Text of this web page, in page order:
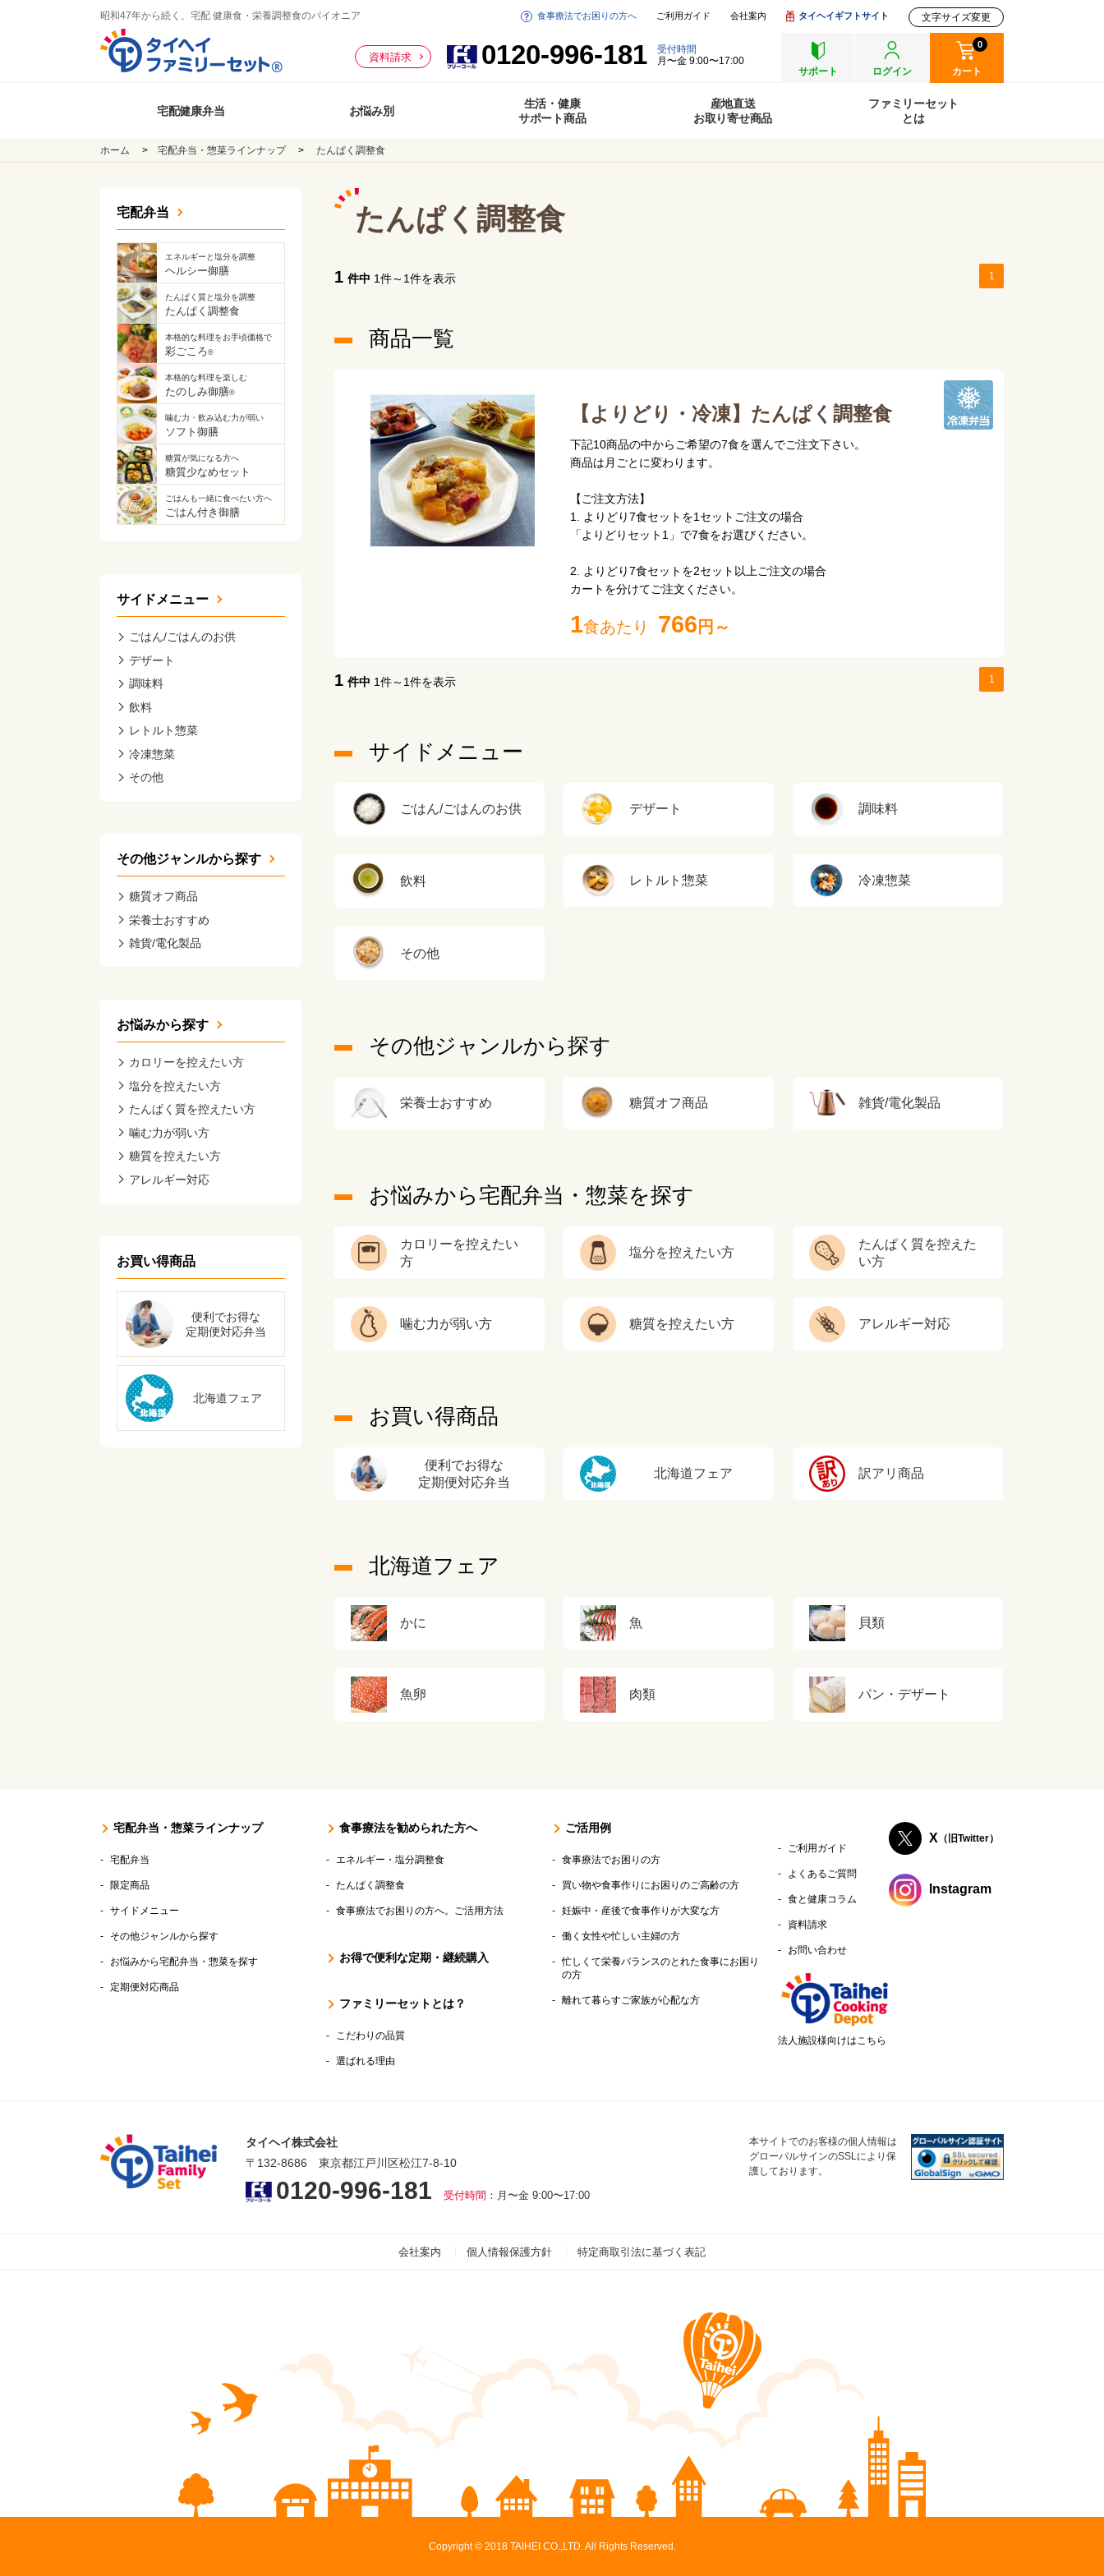
昭和47年から続く、宅配 健康食・栄養調整食のパイオニア
資料請求 0120-996-181
受付時間
月〜金 9:00〜17:00
サポート
ログイン カート
0
食事療法でお困りの方へ ご利用ガイド 会社案内 タイヘイギフトサイト 文字サイズ変更
宅配健康弁当 お悩み別
生活・健康
サポート商品
産地直送
お取り寄せ商品
ファミリーセット
とは
ホーム 宅配弁当・惣菜ラインナップ たんぱく調整食
たんぱく調整食
1 件中 1件～1件を表示 1
商品一覧
【よりどり・冷凍】たんぱく調整食
下記10商品の中からご希望の7食を選んでご注文下さい。
商品は月ごとに変わります。
【ご注文方法】
1. よりどり7食セットを1セットご注文の場合
「よりどりセット1」で7食をお選びください。
2. よりどり7食セットを2セット以上ご注文の場合
カートを分けてご注文ください。
1食あたり 766 円～
1 件中 1件～1件を表示 1
サイドメニュー
ごはん/ごはんのお供 デザート 調味料
飲料 レトルト惣菜 冷凍惣菜
その他
その他ジャンルから探す
栄養士おすすめ 糖質オフ商品 雑貨/電化製品
お悩みから宅配弁当・惣菜を探す
カロリーを控えたい
方
塩分を控えたい方
たんぱく質を控えた
い方
噛む力が弱い方 糖質を控えたい方 アレルギー対応
お買い得商品
便利でお得な
定期便対応弁当
北海道フェア 訳アリ商品
北海道フェア
かに 魚 貝類
魚卵 肉類 パン・デザート
宅配弁当
エネルギーと塩分を調整
ヘルシー御膳
たんぱく質と塩分を調整
たんぱく調整食
本格的な料理をお手頃価格で
彩ごころ®
本格的な料理を楽しむ
たのしみ御膳®
噛む力・飲み込む力が弱い
ソフト御膳
糖質が気になる方へ
糖質少なめセット
ごはんも一緒に食べたい方へ
ごはん付き御膳
サイドメニュー
ごはん/ごはんのお供
デザート
調味料
飲料
レトルト惣菜
冷凍惣菜
その他
その他ジャンルから探す
糖質オフ商品
栄養士おすすめ
雑貨/電化製品
お悩みから探す
カロリーを控えたい方
塩分を控えたい方
たんぱく質を控えたい方
噛む力が弱い方
糖質を控えたい方
アレルギー対応
お買い得商品
便利でお得な
定期便対応弁当
北海道フェア
宅配弁当・惣菜ラインナップ
宅配弁当
限定商品
サイドメニュー
その他ジャンルから探す
お悩みから宅配弁当・惣菜を探す
定期便対応商品
食事療法を勧められた方へ
エネルギー・塩分調整食
たんぱく調整食
食事療法でお困りの方へ。ご活用方法
お得で便利な定期・継続購入
ファミリーセットとは？
こだわりの品質
選ばれる理由
ご活用例
食事療法でお困りの方
買い物や食事作りにお困りのご高齢の方
妊娠中・産後で食事作りが大変な方
働く女性や忙しい主婦の方
忙しくて栄養バランスのとれた食事にお困り
の方
離れて暮らすご家族が心配な方
ご利用ガイド
よくあるご質問
食と健康コラム
資料請求
お問い合わせ
法人施設様向けはこちら
X （旧Twitter）
Instagram
タイヘイ株式会社
〒132-8686 東京都江戸川区松江7-8-10
0120-996-181 受付時間 ：月〜金 9:00〜17:00
本サイトでのお客様の個人情報は
グローバルサインのSSLにより保
護しております。
会社案内 個人情報保護方針 特定商取引法に基づく表記
Copyright © 2018 TAIHEI CO.,LTD. All Rights Reserved.